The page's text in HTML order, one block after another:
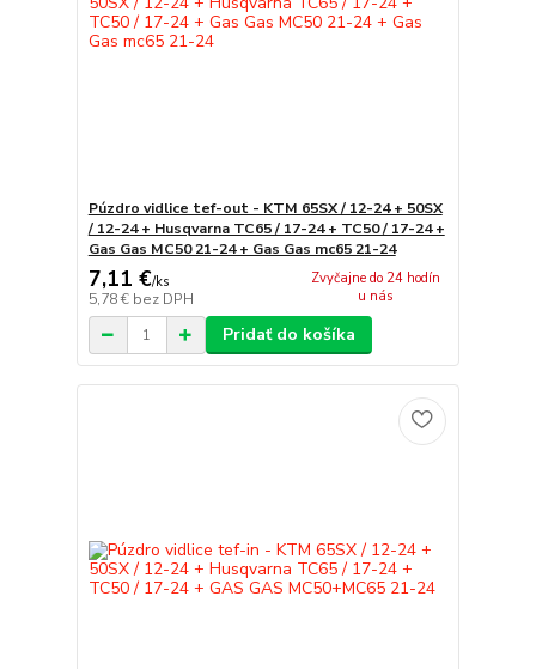
Púzdro vidlice tef-out - KTM 65SX / 12-24 + 50SX
/ 12-24 + Husqvarna TC65 / 17-24 + TC50 / 17-24 +
Gas Gas MC50 21-24 + Gas Gas mc65 21-24
7,11 €/ks
5,78 € bez DPH
Zvyčajne do 24 hodín
u nás
Pridať do košíka